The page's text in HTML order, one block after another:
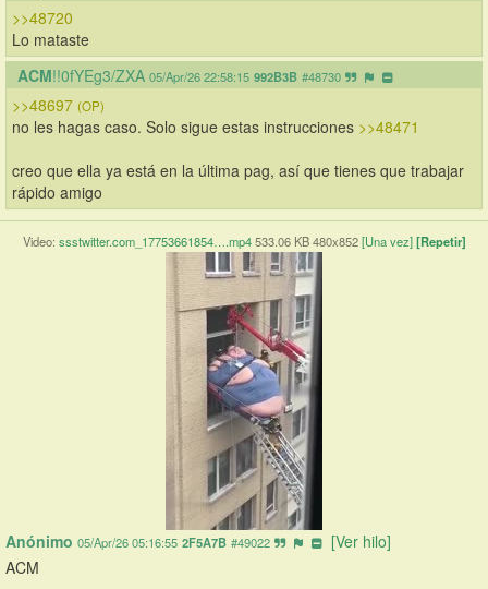
>>48720
Lo mataste
ACM!!0fYEg3/ZXA 05/Apr/26 22:58:15 992B3B #48730
>>48697 (OP)
no les hagas caso. Solo sigue estas instrucciones >>48471
creo que ella ya está en la última pag, así que tienes que trabajar
rápido amigo
Video: ssstwitter.com_17753661854….mp4 533.06 KB 480x852 [Una vez] [Repetir]
Anónimo 05/Apr/26 05:16:55 2F5A7B #49022
[Ver hilo]
ACM